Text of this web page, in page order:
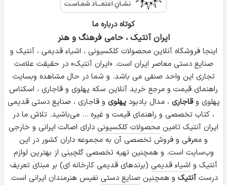
کوتاه درباره ما
ایران آنتیک ، حامی فرهنگ و هنر
اینجا فروشگاه آنلاین محصولات کلکسیونی ، اشیاء قدیمی ، آنتیک و
صنایع دستی معاصر ایران است. «ایران آنتیک» در حقیقت علامت
تجاری این واحد صنفی می باشد. و شما در حال مشاهده وبسایت
راهنمای قیمت و مرجع خرید آنلاین سکه پهلوی و قاجاری ، اسکناس
پهلوی وقاجاری ، مدال یادبودپهلوی و قاجاری ، صنایع دستی قدیمی
، کتاب تخصصی و راهنمای قیمت و غیره ... می‌باشید. تلاش ما در
ایران آنتیک تامین محصولات کلکسیونی دارای اصالت ایرانی و خارجی
و معرفی و فروش تخصصی آن به مجموعه داران کشور در این
وب‌سایت است. و همچنین تهیه تخصصی گلچینی از بهترین لوازم
آنتیک و اشیاء قدیمی (برندهای قدیمی کارخانه ای) بر مبنای تعریف
درستآنتیک و همچنینصنایع دستی نفیس هنرمندان ایرانی است.